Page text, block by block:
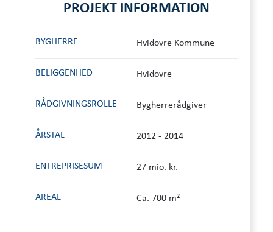
PROJEKT INFORMATION
BYGHERRE Hvidovre Kommune
BELIGGENHED Hvidovre
RÅDGIVNINGS­ROLLE Bygherrerådgiver
ÅRSTAL 2012 - 2014
ENTREPRISESUM 27 mio. kr.
AREAL Ca. 700 m²